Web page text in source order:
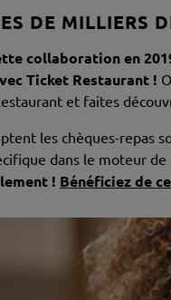
DE MILLIERS
collaboration en
Ticket Restaurant !
et faites
les chèques-repas
dans le moteur de
! Bénéficiez de